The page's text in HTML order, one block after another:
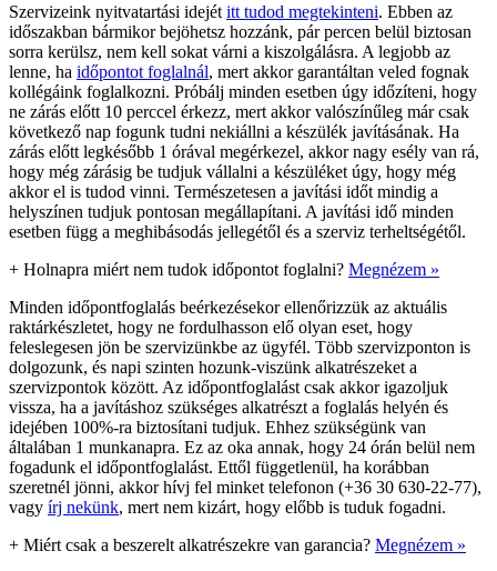
Szervizeink nyitvatartási idejét itt tudod megtekinteni. Ebben az
időszakban bármikor bejöhetsz hozzánk, pár percen belül biztosan
sorra kerülsz, nem kell sokat várni a kiszolgálásra. A legjobb az
lenne, ha időpontot foglalnál, mert akkor garantáltan veled fognak
kollégáink foglalkozni. Próbálj minden esetben úgy időzíteni, hogy
ne zárás előtt 10 perccel érkezz, mert akkor valószínűleg már csak
következő nap fogunk tudni nekiállni a készülék javításának. Ha
zárás előtt legkésőbb 1 órával megérkezel, akkor nagy esély van rá,
hogy még zárásig be tudjuk vállalni a készüléket úgy, hogy még
akkor el is tudod vinni. Természetesen a javítási időt mindig a
helyszínen tudjuk pontosan megállapítani. A javítási idő minden
esetben függ a meghibásodás jellegétől és a szerviz terheltségétől.
+ Holnapra miért nem tudok időpontot foglalni? Megnézem »
Minden időpontfoglalás beérkezésekor ellenőrizzük az aktuális
raktárkészletet, hogy ne fordulhasson elő olyan eset, hogy
feleslegesen jön be szervizünkbe az ügyfél. Több szervizponton is
dolgozunk, és napi szinten hozunk-viszünk alkatrészeket a
szervizpontok között. Az időpontfoglalást csak akkor igazoljuk
vissza, ha a javításhoz szükséges alkatrészt a foglalás helyén és
idejében 100%-ra biztosítani tudjuk. Ehhez szükségünk van
általában 1 munkanapra. Ez az oka annak, hogy 24 órán belül nem
fogadunk el időpontfoglalást. Ettől függetlenül, ha korábban
szeretnél jönni, akkor hívj fel minket telefonon (+36 30 630-22-77),
vagy írj nekünk, mert nem kizárt, hogy előbb is tuduk fogadni.
+ Miért csak a beszerelt alkatrészekre van garancia? Megnézem »